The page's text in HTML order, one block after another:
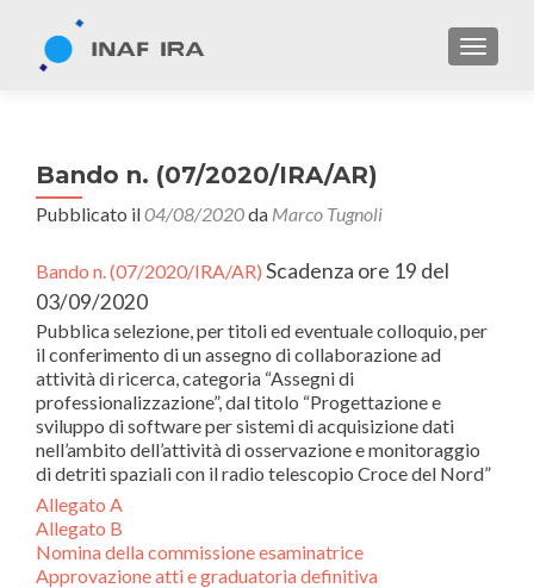
Bando n. (07/2020/IRA/AR)
Pubblicato il04/08/2020da Marco Tugnoli
Bando n. (07/2020/IRA/AR) Scadenza ore 19 del
03/09/2020
Pubblica selezione, per titoli ed eventuale colloquio, per
il conferimento di un assegno di collaborazione ad
attività di ricerca, categoria “Assegni di
professionalizzazione”, dal titolo “Progettazione e
sviluppo di software per sistemi di acquisizione dati
nell’ambito dell’attività di osservazione e monitoraggio
di detriti spaziali con il radio telescopio Croce del Nord”
Allegato A
Allegato B
Nomina della commissione esaminatrice
Approvazione atti e graduatoria definitiva